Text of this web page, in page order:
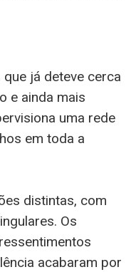
já deteve cerca
e ainda mais
uma rede
em toda a
distintas, com
Os
acabaram por